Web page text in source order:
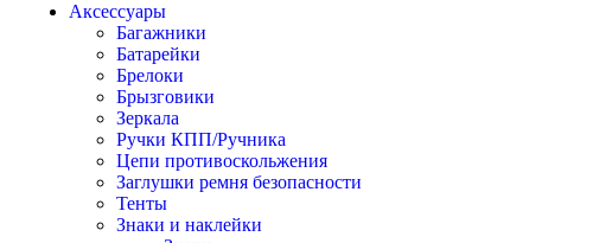
Аксессуары
Багажники
Батарейки
Брелоки
Брызговики
Зеркала
Ручки КПП/Ручника
Цепи противоскольжения
Заглушки ремня безопасности
Тенты
Знаки и наклейки